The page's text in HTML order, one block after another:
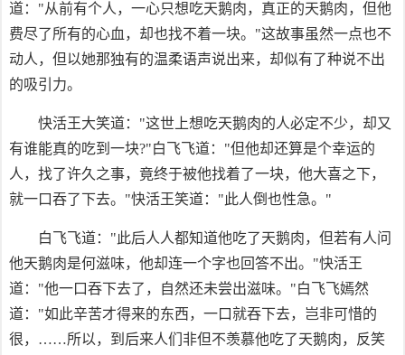
道："从前有个人，一心只想吃天鹅肉，真正的天鹅肉，但他
费尽了所有的心血，却也找不着一块。"这故事虽然一点也不
动人，但以她那独有的温柔语声说出来，却似有了种说不出
的吸引力。
快活王大笑道："这世上想吃天鹅肉的人必定不少，却又
有谁能真的吃到一块?"白飞飞道："但他却还算是个幸运的
人，找了许久之事，竟终于被他找着了一块，他大喜之下，
就一口吞了下去。"快活王笑道："此人倒也性急。"
白飞飞道："此后人人都知道他吃了天鹅肉，但若有人问
他天鹅肉是何滋味，他却连一个字也回答不出。"快活王
道："他一口吞下去了，自然还未尝出滋味。"白飞飞嫣然
道："如此辛苦才得来的东西，一口就吞下去，岂非可惜的
很，……所以，到后来人们非但不羡慕他吃了天鹅肉，反笑